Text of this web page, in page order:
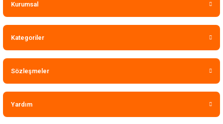
Kurumsal
Kategoriler
Sözleşmeler
Yardım